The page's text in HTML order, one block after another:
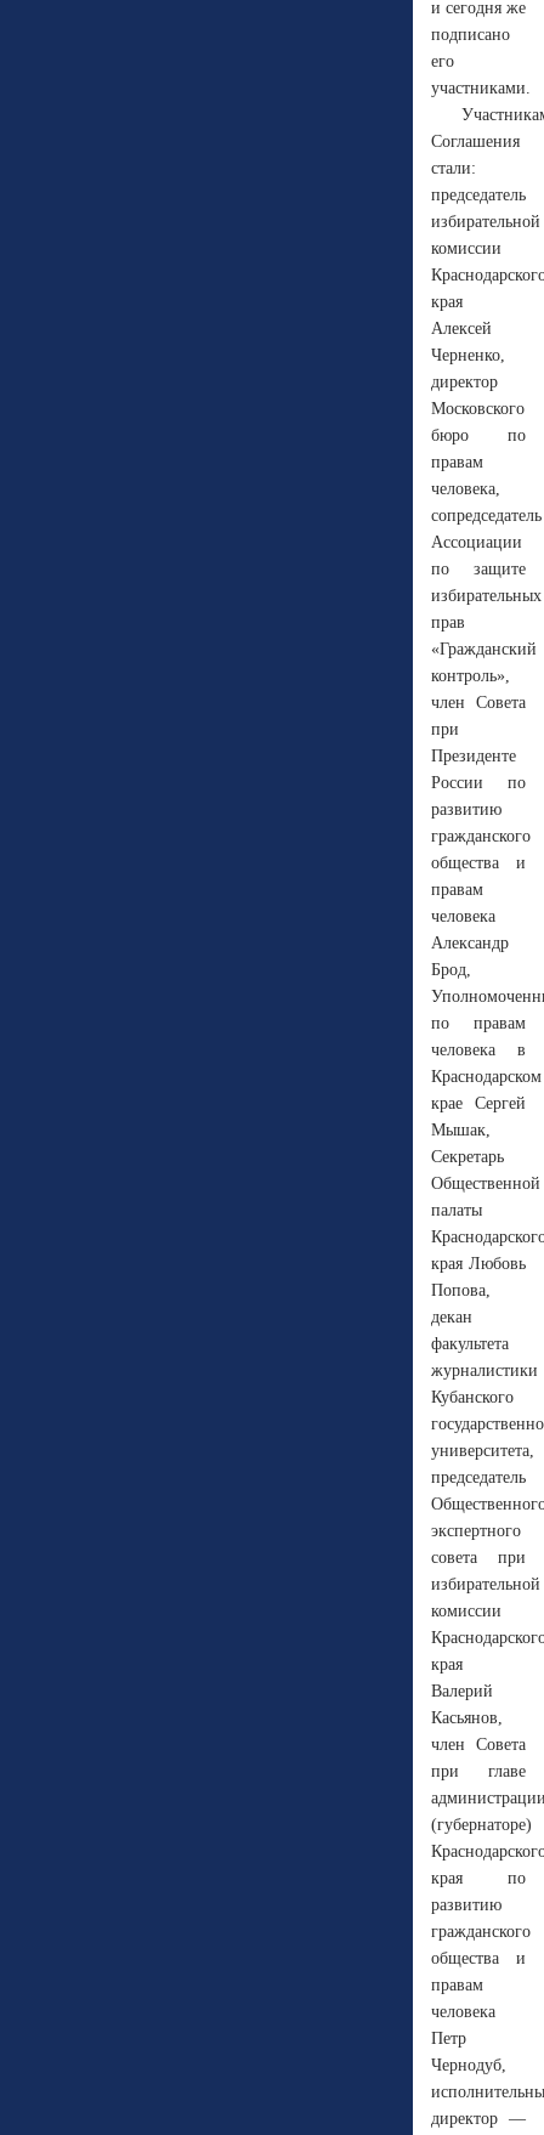
и сегодня же
подписано
его
участниками.
Соглашения
стали:
председатель
избирательной
комиссии
края
Алексей
Черненко,
директор
Московского
бюро по
правам
человека,
сопредседатель
Ассоциации
по защите
избирательных
прав
«Гражданский
контроль»,
член Совета
при
Президенте
России по
развитию
гражданского
общества и
правам
человека
Александр
Брод,
по правам
человека в
Краснодарском
крае Сергей
Мышак,
Секретарь
Общественной
палаты
края Любовь
Попова,
декан
факультета
журналистики
Кубанского
университета,
председатель
экспертного
совета при
избирательной
комиссии
края
Валерий
Касьянов,
член Совета
при главе
(губернаторе)
края по
развитию
гражданского
общества и
правам
человека
Петр
Чернодуб,
директор —